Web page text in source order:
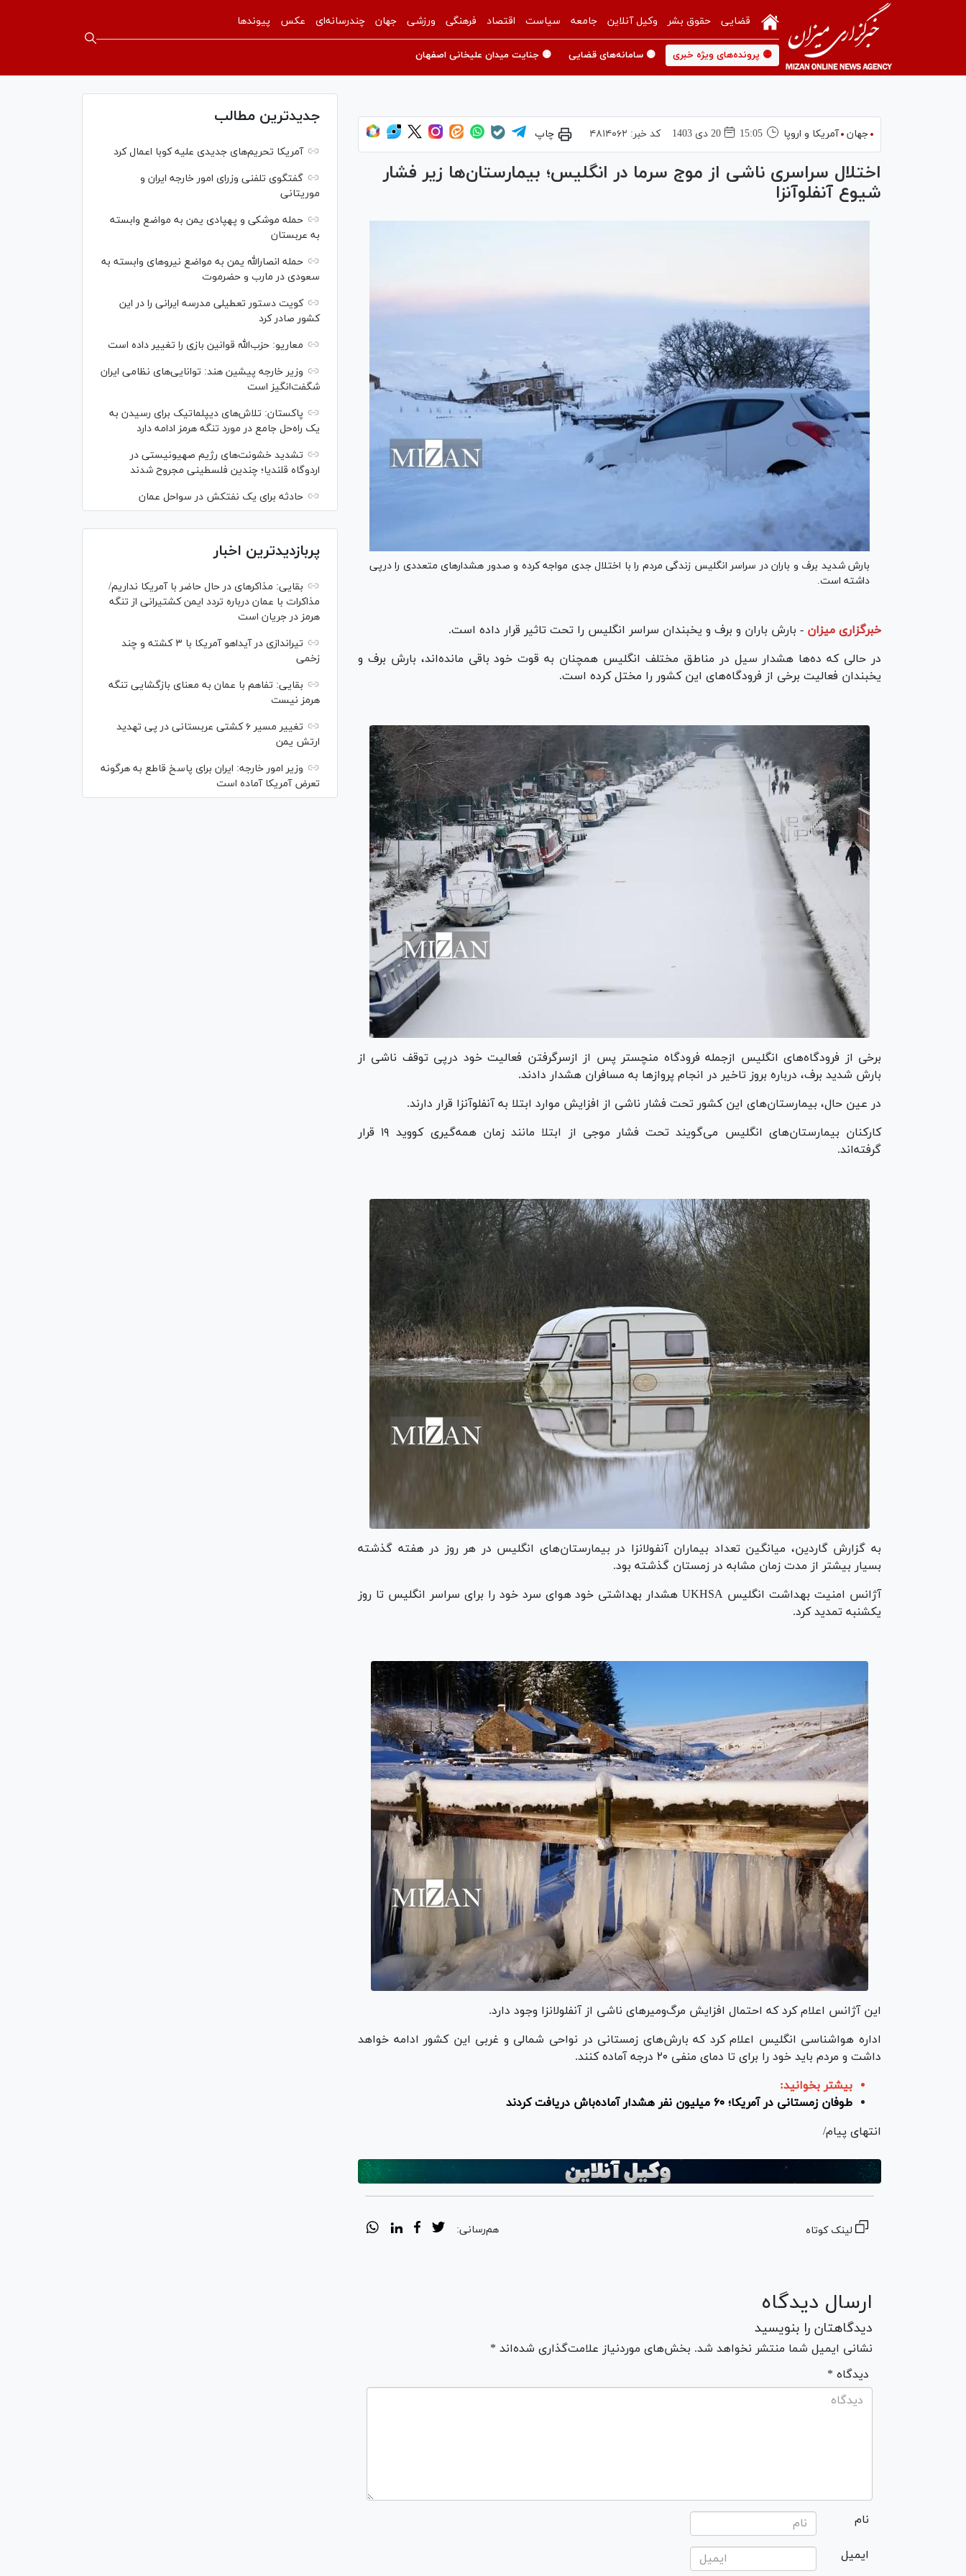
قضایی حقوق بشر وکیل آنلاین جامعه سیاست اقتصاد فرهنگی ورزشی جهان چندرسانه‌ای عکس پیوندها
🟡 پرونده‌های ویژه خبری 🟡 سامانه‌های قضایی 🟡 جنایت میدان علیخانی اصفهان
جهان آمریکا و اروپا 15:05 20 دی 1403 کد خبر: ۴۸۱۴۰۶۲ چاپ
اختلال سراسری ناشی از موج سرما در انگلیس؛ بیمارستان‌ها زیر فشار
شیوع آنفلوآنزا
بارش شدید برف و باران در سراسر انگلیس زندگی مردم را با اختلال‌ جدی مواجه کرده و صدور هشدار‌های متعددی را درپی
داشته است.
خبرگزاری میزان - بارش باران و برف و یخبندان سراسر انگلیس را تحت تاثیر قرار داده است.
در حالی که ده‌ها هشدار سیل در مناطق مختلف انگلیس همچنان به قوت خود باقی مانده‌اند، بارش برف و
یخبندان فعالیت برخی از فرودگاه‌های این کشور را مختل کرده است.
برخی از فرودگاه‌های انگلیس ازجمله فرودگاه منچستر پس از ازسرگرفتن فعالیت خود درپی توقف ناشی از
بارش شدید برف، درباره بروز تاخیر در انجام پرواز‌ها به مسافران هشدار دادند.
در عین حال، بیمارستان‌های این کشور تحت فشار ناشی از افزایش موارد ابتلا به آنفلوآنزا قرار دارند.
کارکنان بیمارستان‌های انگلیس می‌گویند تحت فشار موجی از ابتلا مانند زمان همه‌گیری کووید ۱۹ قرار
گرفته‌اند.
به گزارش گاردین، میانگین تعداد بیماران آنفولانزا در بیمارستان‌های انگلیس در هر روز در هفته گذشته
بسیار بیشتر از مدت زمان مشابه در زمستان گذشته بود.
آژانس امنیت بهداشت انگلیس UKHSA هشدار بهداشتی خود هوای سرد خود را برای سراسر انگلیس تا روز
یکشنبه تمدید کرد.
این آژانس اعلام کرد که احتمال افزایش مرگ‌ومیر‌های ناشی از آنفلولانزا وجود دارد.
اداره هواشناسی انگلیس اعلام کرد که بارش‌های زمستانی در نواحی شمالی و غربی این کشور ادامه خواهد
داشت و مردم باید خود را برای تا دمای منفی ۲۰ درجه آماده کنند.
بیشتر بخوانید:
طوفان زمستانی در آمریکا؛ ۶۰ میلیون نفر هشدار آماده‌باش دریافت کردند
انتهای پیام/
لینک کوتاه هم‌رسانی:
ارسال دیدگاه
دیدگاهتان را بنویسید
نشانی ایمیل شما منتشر نخواهد شد. بخش‌های موردنیاز علامت‌گذاری شده‌اند *
* دیدگاه
نام
ایمیل
جدیدترین مطالب
آمریکا تحریم‌های جدیدی علیه کوبا اعمال کرد
گفتگوی تلفنی وزرای امور خارجه ایران و
موریتانی
حمله موشکی و پهپادی یمن به مواضع وابسته
به عربستان
حمله انصارالله یمن به مواضع نیرو‌های وابسته به
سعودی در مارب و حضرموت
کویت دستور تعطیلی مدرسه ایرانی را در این
کشور صادر کرد
معاریو: حزب‌الله قوانین بازی را تغییر داده است
وزیر خارجه پیشین هند: توانایی‌های نظامی ایران
شگفت‌انگیز است
پاکستان: تلاش‌های دیپلماتیک برای رسیدن به
یک راه‌حل جامع در مورد تنگه هرمز ادامه دارد
تشدید خشونت‌های رژیم صهیونیستی در
اردوگاه قلندیا؛ چندین فلسطینی مجروح شدند
حادثه برای یک نفتکش در سواحل عمان
پربازدیدترین اخبار
بقایی: مذاکره‎ای در حال حاضر با آمریکا نداریم/
مذاکرات با عمان درباره تردد ایمن کشتیرانی از تنگه
هرمز در جریان است
تیراندازی در آیداهو آمریکا با ۳ کشته و چند
زخمی
بقایی: تفاهم با عمان به معنای بازگشایی تنگه
هرمز نیست
تغییر مسیر ۶ کشتی عربستانی در پی تهدید
ارتش یمن
وزیر امور خارجه: ایران برای پاسخ قاطع به هرگونه
تعرض آمریکا آماده است